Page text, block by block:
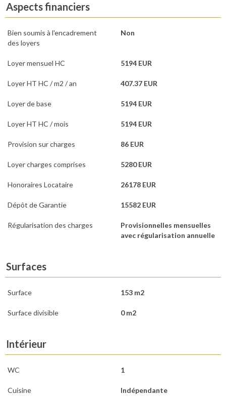
Aspects financiers
Bien soumis à l'encadrement
des loyers
Non
Loyer mensuel HC 5194 EUR
Loyer HT HC / m2 / an 407.37 EUR
Loyer de base 5194 EUR
Loyer HT HC / mois 5194 EUR
Provision sur charges 86 EUR
Loyer charges comprises 5280 EUR
Honoraires Locataire 26178 EUR
Dépôt de Garantie 15582 EUR
Régularisation des charges
Provisionnelles mensuelles
avec régularisation annuelle
Surfaces
Surface 153 m2
Surface divisible 0 m2
Intérieur
WC 1
Cuisine Indépendante